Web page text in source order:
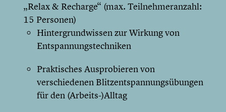
„Relax & Recharge“ (max. Teilnehmeranzahl:
15 Personen)
Hintergrundwissen zur Wirkung von
Entspannungstechniken
Praktisches Ausprobieren von
verschiedenen Blitzentspannungsübungen
für den (Arbeits-)Alltag